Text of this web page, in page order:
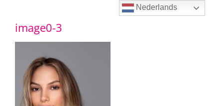
naar
inhoud
image0-3
Nederlands